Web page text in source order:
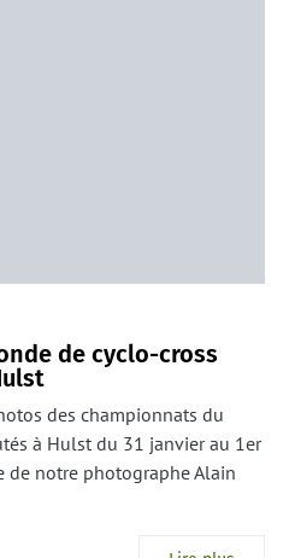
de cyclo-cross
des championnats du
à Hulst du 31 janvier au 1er
notre photographe Alain